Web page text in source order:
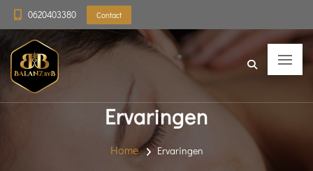
0620403380 Contact
Ervaringen
Home Ervaringen